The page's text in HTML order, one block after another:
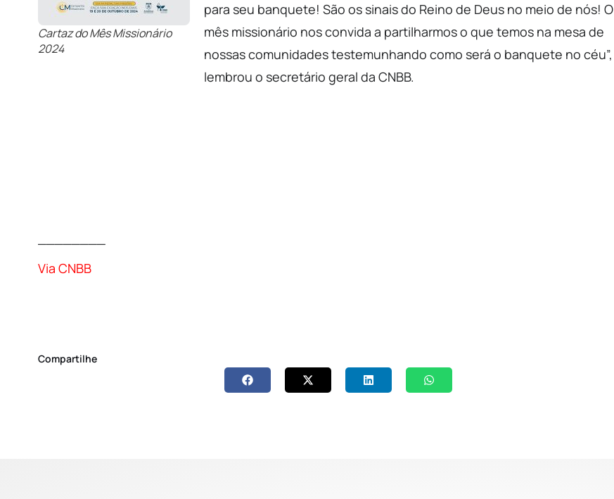
Cartaz do Mês Missionário
2024
para seu banquete! São os sinais do Reino de Deus no meio de nós! O
mês missionário nos convida a partilharmos o que temos na mesa de
nossas comunidades testemunhando como será o banquete no céu”,
lembrou o secretário geral da CNBB.
Via CNBB
Compartilhe